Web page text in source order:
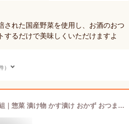
された国産野菜を使用し、お酒のおつ
するだけで美味しくいただけますよ
）
【スーパーセール特別価格】きざみ奈良漬け 200グラム 2袋組｜惣菜 漬け物 かす漬け おかず おつまみ 漬物 酒粕 酒かす 奈良県 きくや 珍味 お土産 送料無料 ★